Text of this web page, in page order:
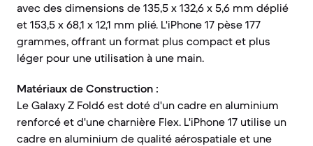
avec des dimensions de 135,5 x 132,6 x 5,6 mm déplié
et 153,5 x 68,1 x 12,1 mm plié. L'iPhone 17 pèse 177
grammes, offrant un format plus compact et plus
léger pour une utilisation à une main.
Matériaux de Construction :
Le Galaxy Z Fold6 est doté d'un cadre en aluminium
renforcé et d'une charnière Flex. L'iPhone 17 utilise un
cadre en aluminium de qualité aérospatiale et une